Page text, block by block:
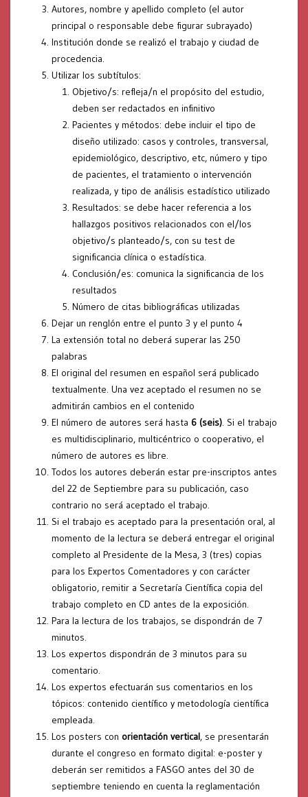
Autores, nombre y apellido completo (el autor
principal o responsable debe figurar subrayado)
Institución donde se realizó el trabajo y ciudad de
procedencia.
Utilizar los subtítulos:
Objetivo/s: refleja/n el propósito del estudio,
deben ser redactados en infinitivo
Pacientes y métodos: debe incluir el tipo de
diseño utilizado: casos y controles, transversal,
epidemiológico, descriptivo, etc, número y tipo
de pacientes, el tratamiento o intervención
realizada, y tipo de análisis estadístico utilizado
Resultados: se debe hacer referencia a los
hallazgos positivos relacionados con el/los
objetivo/s planteado/s, con su test de
significancia clínica o estadística.
Conclusión/es: comunica la significancia de los
resultados
Número de citas bibliográficas utilizadas
Dejar un renglón entre el punto 3 y el punto 4
La extensión total no deberá superar las 250
palabras
El original del resumen en español será publicado
textualmente. Una vez aceptado el resumen no se
admitirán cambios en el contenido
El número de autores será hasta 6 (seis). Si el trabajo
es multidisciplinario, multicéntrico o cooperativo, el
número de autores es libre.
Todos los autores deberán estar pre-inscriptos antes
del 22 de Septiembre para su publicación, caso
contrario no será aceptado el trabajo.
Si el trabajo es aceptado para la presentación oral, al
momento de la lectura se deberá entregar el original
completo al Presidente de la Mesa, 3 (tres) copias
para los Expertos Comentadores y con carácter
obligatorio, remitir a Secretaría Científica copia del
trabajo completo en CD antes de la exposición.
Para la lectura de los trabajos, se dispondrán de 7
minutos.
Los expertos dispondrán de 3 minutos para su
comentario.
Los expertos efectuarán sus comentarios en los
tópicos: contenido científico y metodología científica
empleada.
Los posters con orientación vertical, se presentarán
durante el congreso en formato digital: e-poster y
deberán ser remitidos a FASGO antes del 30 de
septiembre teniendo en cuenta la reglamentación